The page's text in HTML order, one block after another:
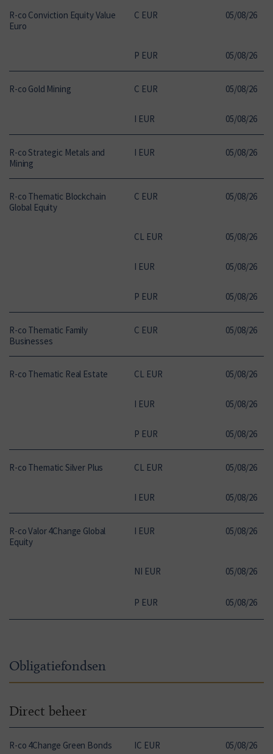
R-co Conviction Equity Value
Euro
C EUR 05/08/26
P EUR 05/08/26
R-co Gold Mining C EUR 05/08/26
I EUR 05/08/26
R-co Strategic Metals and
Mining
I EUR 05/08/26
R-co Thematic Blockchain
Global Equity
C EUR 05/08/26
CL EUR 05/08/26
I EUR 05/08/26
P EUR 05/08/26
R-co Thematic Family
Businesses
C EUR 05/08/26
R-co Thematic Real Estate CL EUR 05/08/26
I EUR 05/08/26
P EUR 05/08/26
R-co Thematic Silver Plus CL EUR 05/08/26
I EUR 05/08/26
R-co Valor 4Change Global
Equity
I EUR 05/08/26
NI EUR 05/08/26
P EUR 05/08/26
Obligatiefondsen
Direct beheer
R-co 4Change Green Bonds IC EUR 05/08/26